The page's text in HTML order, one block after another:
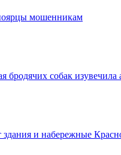
мошенникам
бродячих собак изувечила
и набережные